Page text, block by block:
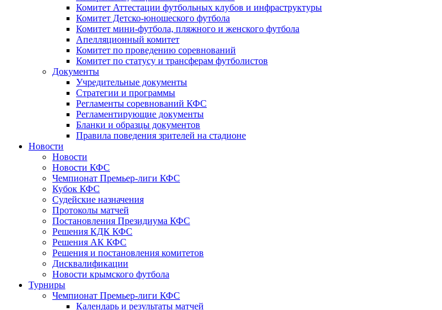
Комитет Аттестации футбольных клубов и инфраструктуры
Комитет Детско-юношеского футбола
Комитет мини-футбола, пляжного и женского футбола
Апелляционный комитет
Комитет по проведению соревнований
Комитет по статусу и трансферам футболистов
Документы
Учредительные документы
Стратегии и программы
Регламенты соревнований КФС
Регламентирующие документы
Бланки и образцы документов
Правила поведения зрителей на стадионе
Новости
Новости
Новости КФС
Чемпионат Премьер-лиги КФС
Кубок КФС
Судейские назначения
Протоколы матчей
Постановления Президиума КФС
Решения КДК КФС
Решения АК КФС
Решения и постановления комитетов
Дисквалификации
Новости крымского футбола
Турниры
Чемпионат Премьер-лиги КФС
Календарь и результаты матчей